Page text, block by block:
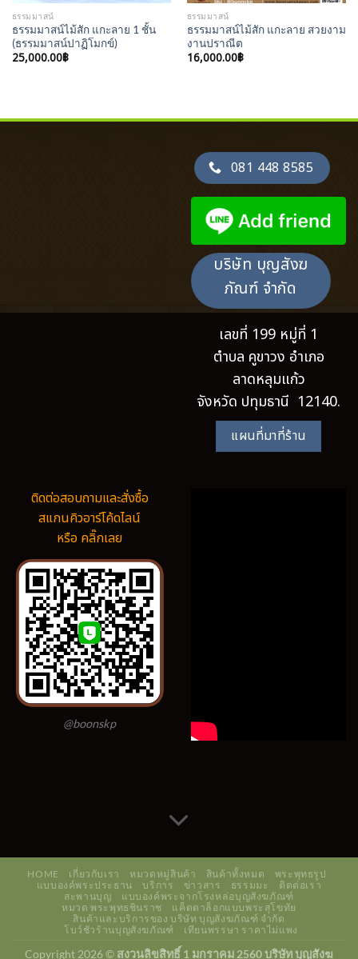
ธรรมมาสน์
ธรรมมาสน์ไม้สัก แกะลาย 1 ชั้น
(ธรรมมาสน์ปาฏิโมกข์)
25,000.00฿
ธรรมมาสน์
ธรรมมาสน์ไม้สัก แกะลาย สวยงาม
งานปราณีต
16,000.00฿
081 448 8585
บริษัท บุญสังฆ
ภัณฑ์ จำกัด
เลขที่ 199 หมู่ที่ 1
ตำบล คูขาวง อำเภอ
ลาดหลุมแก้ว
จังหวัด ปทุมธานี 12140.
แผนที่มาที่ร้าน
ติดต่อสอบถามและสั่งซื้อ
สแกนคิวอาร์โค้ดไลน์
หรือ คลิ๊กเลย
@boonskp
HOME เกี่ยวกับเรา หมวดหมู่สินค้า สินค้าทั้งหมด
พระพุทธรูป
แบบองค์พระประธาน
บริการ ข่าวสาร ธรรมมะ
ติดต่อเรา
สะพานบุญ
แบบองค์พระจากโรงหล่อบุญสังฆภัณฑ์
หมวด พระพุทธชินราช
แค็ตตาล็อกแบบพระสุโขทัย
สินค้าและบริการของ บริษัท บุญสังฆภัณฑ์ จำกัด
โบว์ชัวร้านบุญสังฆภัณฑ์
เทียนพรรษา ราคาไม่แพง
Copyright 2026 © สงวนลิขสิทธิ์ 1 มกราคม 2560 บริษัท บุญสังฆ